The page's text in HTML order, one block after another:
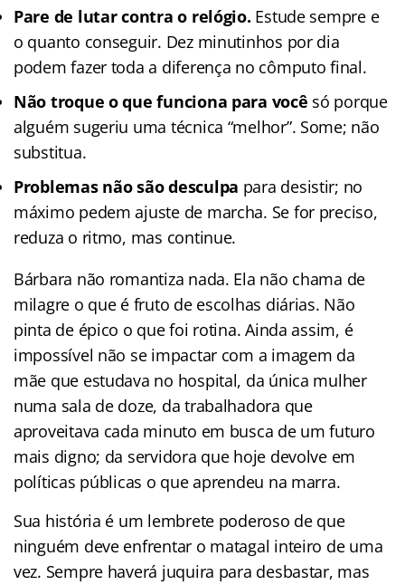
Pare de lutar contra o relógio. Estude sempre e
o quanto conseguir. Dez minutinhos por dia
podem fazer toda a diferença no cômputo final.
Não troque o que funciona para você só porque
alguém sugeriu uma técnica “melhor”. Some; não
substitua.
Problemas não são desculpa para desistir; no
máximo pedem ajuste de marcha. Se for preciso,
reduza o ritmo, mas continue.
Bárbara não romantiza nada. Ela não chama de
milagre o que é fruto de escolhas diárias. Não
pinta de épico o que foi rotina. Ainda assim, é
impossível não se impactar com a imagem da
mãe que estudava no hospital, da única mulher
numa sala de doze, da trabalhadora que
aproveitava cada minuto em busca de um futuro
mais digno; da servidora que hoje devolve em
políticas públicas o que aprendeu na marra.
Sua história é um lembrete poderoso de que
ninguém deve enfrentar o matagal inteiro de uma
vez. Sempre haverá juquira para desbastar, mas